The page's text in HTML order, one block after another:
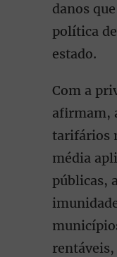
danos
política
estado.
Com a
afirmam,
tarifários
média
públicas,